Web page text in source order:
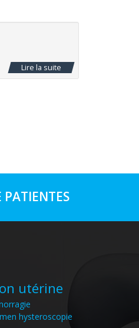
Lire la suite
PATIENTES
utérine
hysteroscopie